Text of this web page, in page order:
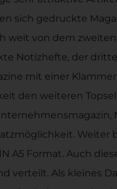
sich gedruckte
weit von dem
Notizhefte, der
mit einer
den weiteren
Weiter
A5 Format. Auch
verteilt. Als kleines